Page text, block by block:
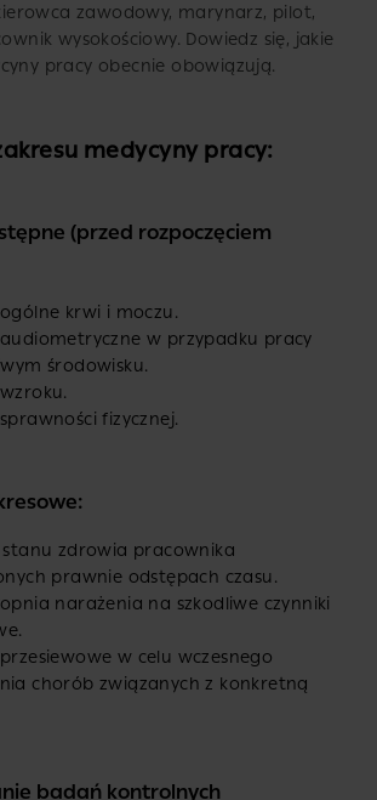
zawodowy, marynarz, pilot,
wysokościowy. Dowiedz się, jakie
pracy obecnie obowiązują.
medycyny pracy:
(przed rozpoczęciem
krwi i moczu.
w przypadku pracy
środowisku.
fizycznej.
zdrowia pracownika
prawnie odstępach czasu.
narażenia na szkodliwe czynniki
w celu wczesnego
chorób związanych z konkretną
badań kontrolnych